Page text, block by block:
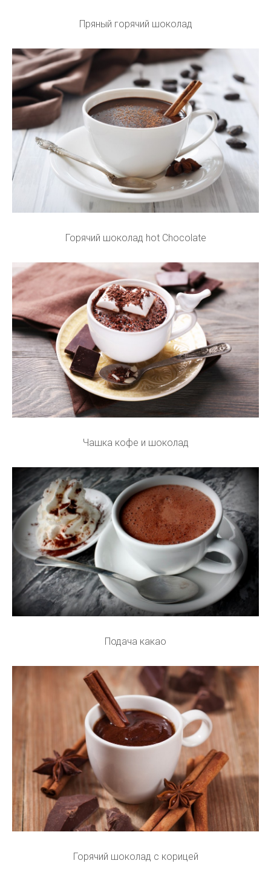
Пряный горячий шоколад
Горячий шоколад hot Chocolate
Чашка кофе и шоколад
Подача какао
Горячий шоколад с корицей